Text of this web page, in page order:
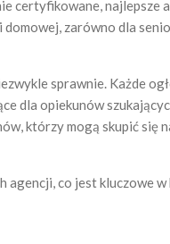
certyfikowane, najlepsze
zarówno dla
sprawnie. Każde
dla opiekunów
którzy mogą skupić się
co jest kluczowe w